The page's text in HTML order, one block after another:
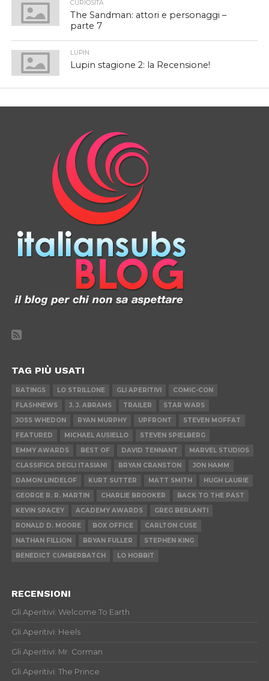
CURIOSITÀ
The Sandman: attori e personaggi –
parte 7
LUPIN
Lupin stagione 2: la Recensione!
TAG PIÙ USATI
RATINGS LO STRILLONE GLI APERITIVI
COMIC-CON
FLASHNEWS
J. J. ABRAMS TRAILER
STAR WARS
JOSS WHEDON
RYAN MURPHY UPFRONT
STEVEN MOFFAT
FEATURED
MICHAEL AUSIELLO
STEVEN SPIELBERG
EMMY AWARDS
BEST OF DAVID TENNANT
MARVEL STUDIOS
CLASSIFICA DEGLI ITASIANI
BRYAN CRANSTON
JON HAMM
DAMON LINDELOF
KURT SUTTER MATT SMITH
HUGH LAURIE
GEORGE R. R. MARTIN
CHARLIE BROOKER
BACK TO THE PAST
KEVIN SPACEY
ACADEMY AWARDS
GREG BERLANTI
RONALD D. MOORE
BOX OFFICE
CARLTON CUSE
NATHAN FILLION
BRYAN FULLER
STEPHEN KING
BENEDICT CUMBERBATCH
LO HOBBIT
RECENSIONI
Gli Aperitivi: Welcome To Earth
Gli Aperitivi: Heels
Gli Aperitivi: Mr. Corman
Gli Aperitivi: The Prince